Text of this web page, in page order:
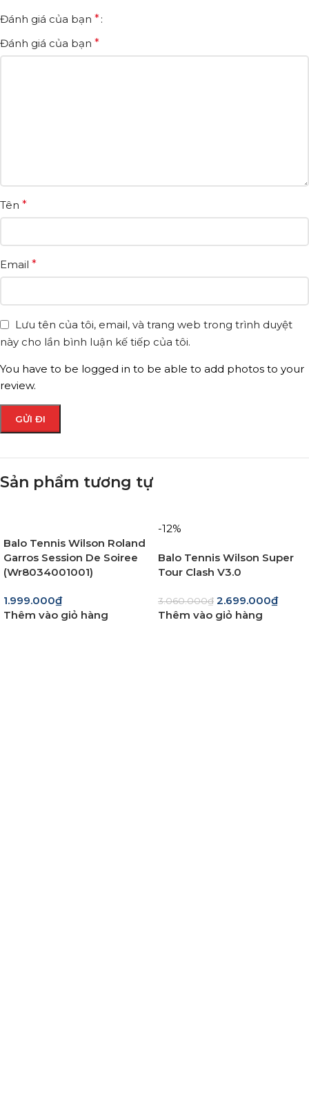
Đánh giá của bạn *
Đánh giá của bạn *
Tên *
Email *
Lưu tên của tôi, email, và trang web trong trình duyệt
này cho lần bình luận kế tiếp của tôi.
You have to be logged in to be able to add photos to your
review.
Sản phẩm tương tự
Balo Tennis Wilson Roland
Garros Session De Soiree
(Wr8034001001)
1.999.000₫
Thêm vào giỏ hàng
-12%
Balo Tennis Wilson Super
Tour Clash V3.0
3.060.000₫ 2.699.000₫
Thêm vào giỏ hàng